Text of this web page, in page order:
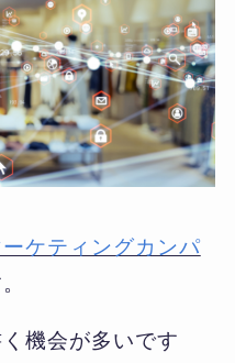
ケティングカンパ
機会が多いです